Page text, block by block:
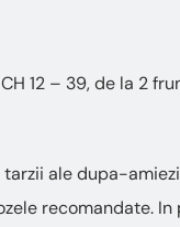
12 – 39, de la 2
ale dupa-
recomandate.